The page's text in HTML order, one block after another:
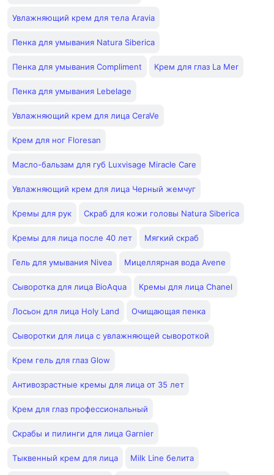
Увлажняющий крем для тела Aravia
Пенка для умывания Natura Siberica
Пенка для умывания Compliment Крем для глаз La Mer
Пенка для умывания Lebelage
Увлажняющий крем для лица CeraVe
Крем для ног Floresan
Масло-бальзам для губ Luxvisage Miracle Care
Увлажняющий крем для лица Черный жемчуг
Кремы для рук Скраб для кожи головы Natura Siberica
Кремы для лица после 40 лет Мягкий скраб
Гель для умывания Nivea Мицеллярная вода Avene
Сыворотка для лица BioAqua Кремы для лица Chanel
Лосьон для лица Holy Land Очищающая пенка
Сыворотки для лица с увлажняющей сывороткой
Крем гель для глаз Glow
Антивозрастные кремы для лица от 35 лет
Крем для глаз профессиональный
Скрабы и пилинги для лица Garnier
Тыквенный крем для лица Milk Line белита